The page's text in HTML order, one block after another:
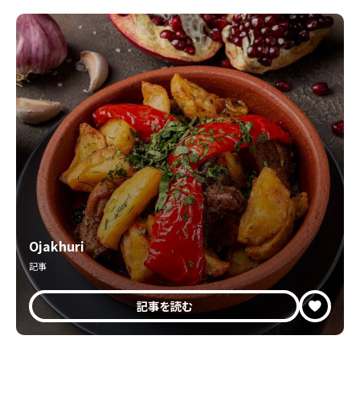
Ojakhuri
記事
記事を読む